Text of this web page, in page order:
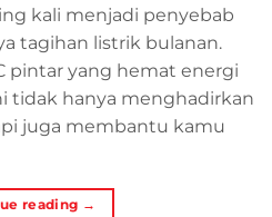
kali menjadi penyebab
tagihan listrik bulanan.
pintar yang hemat energi
tidak hanya menghadirkan
juga membantu kamu
reading →